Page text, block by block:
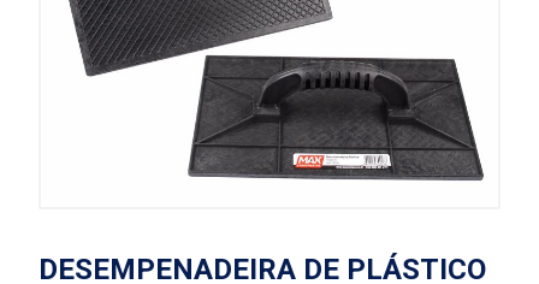
DESEMPENADEIRA DE PLÁSTICO